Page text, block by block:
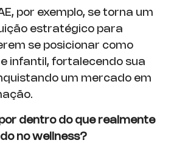
por exemplo, se torna um
estratégico para
se posicionar como
infantil, fortalecendo sua
um mercado em
dentro do que realmente
no wellness?